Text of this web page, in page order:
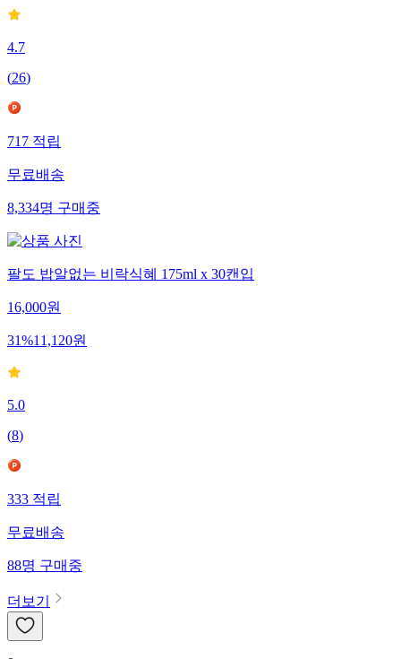
4.7
(26)
717적립
무료배송
8,334명구매중
팔도 밥알없는 비락식혜 175ml x 30캔입
16,000원
31%11,120원
5.0
(8)
333적립
무료배송
88명구매중
더보기